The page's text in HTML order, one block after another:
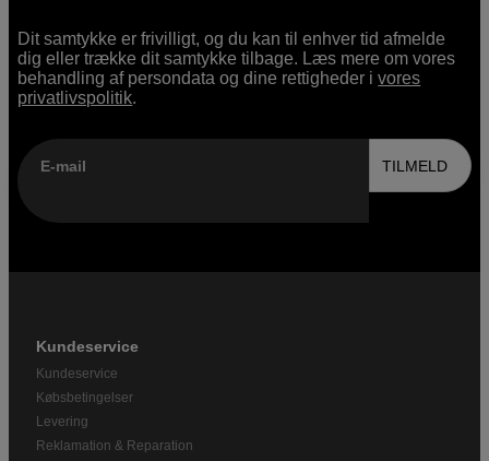
Dit samtykke er frivilligt, og du kan til enhver tid afmelde
dig eller trække dit samtykke tilbage. Læs mere om vores
behandling af persondata og dine rettigheder ivores
privatlivspolitik.
E-mail TILMELD
Kundeservice
Kundeservice
Købsbetingelser
Levering
Reklamation & Reparation